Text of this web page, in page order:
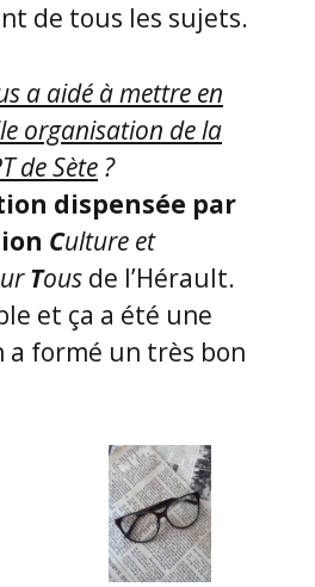
de tous les sujets.
a aidé à mettre en
organisation de la
de Sète ?
dispensée par
Culture et
Tous de l’Hérault.
et ça a été une
a formé un très bon